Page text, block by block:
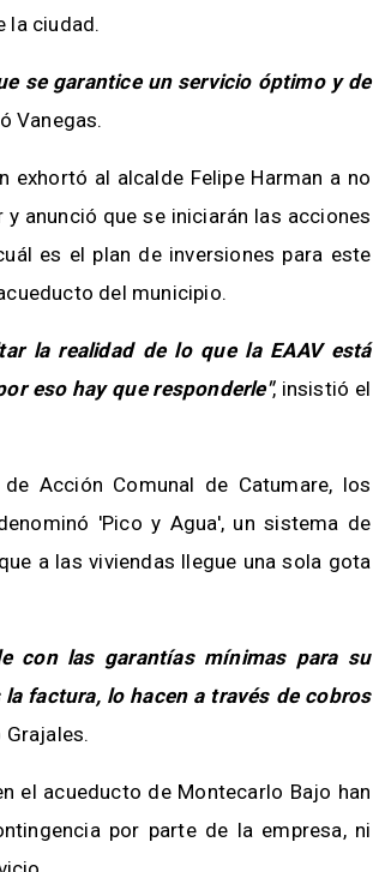
la ciudad.
se garantice un servicio óptimo y de
Vanegas.
exhortó al alcalde Felipe Harman a no
anunció que se iniciarán las acciones
es el plan de inversiones para este
del municipio.
la realidad de lo que la EAAV está
eso hay que responderle", insistió el
Acción Comunal de Catumare, los
'Pico y Agua', un sistema de
a las viviendas llegue una sola gota
con las garantías mínimas para su
factura, lo hacen a través de cobros
Grajales.
el acueducto de Montecarlo Bajo han
por parte de la empresa, ni